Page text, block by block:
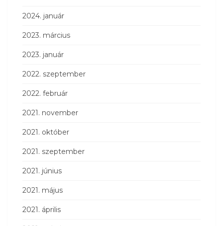
2024. január
2023. március
2023. január
2022. szeptember
2022. február
2021. november
2021. október
2021. szeptember
2021. június
2021. május
2021. április